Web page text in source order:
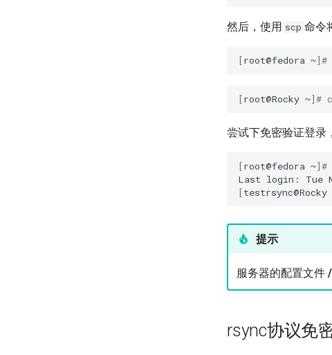
然后，使用 scp 命令
[root@fedora ~]#
[root@Rocky ~]#
尝试下免密验证登录
[root@fedora ~]#
Last login: Tue
[testrsync@Rocky
提示
服务器的配置文件
rsync协议免